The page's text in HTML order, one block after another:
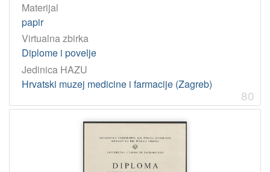
Materijal
papir
Virtualna zbirka
Diplome i povelje
Jedinica HAZU
Hrvatski muzej medicine i farmacije (Zagreb)
80